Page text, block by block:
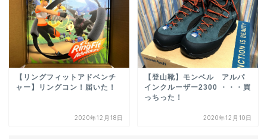
【リングフィットアドベンチ
ャー】リングコン！届いた！
2020年12月18日
【登山靴】モンベル アルパ
インクルーザー2300 ・・・買
っちった！
2020年12月10日